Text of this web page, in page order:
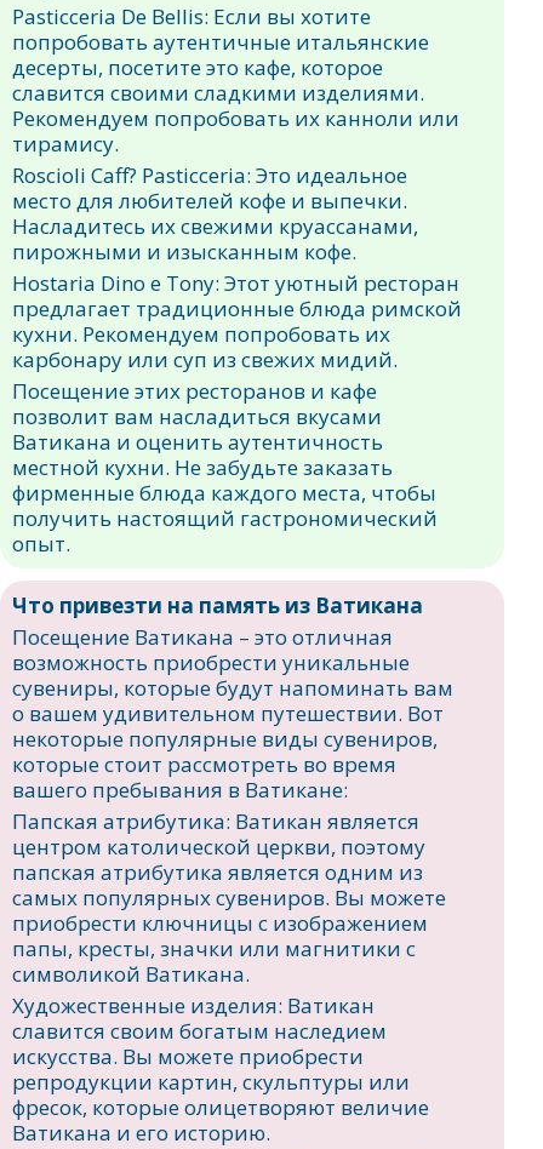
Pasticceria De Bellis: Если вы хотите
попробовать аутентичные итальянские
десерты, посетите это кафе, которое
славится своими сладкими изделиями.
Рекомендуем попробовать их канноли или
тирамису.
Roscioli Caff? Pasticceria: Это идеальное
место для любителей кофе и выпечки.
Насладитесь их свежими круассанами,
пирожными и изысканным кофе.
Hostaria Dino e Tony: Этот уютный ресторан
предлагает традиционные блюда римской
кухни. Рекомендуем попробовать их
карбонару или суп из свежих мидий.
Посещение этих ресторанов и кафе
позволит вам насладиться вкусами
Ватикана и оценить аутентичность
местной кухни. Не забудьте заказать
фирменные блюда каждого места, чтобы
получить настоящий гастрономический
опыт.
Что привезти на память из Ватикана
Посещение Ватикана – это отличная
возможность приобрести уникальные
сувениры, которые будут напоминать вам
о вашем удивительном путешествии. Вот
некоторые популярные виды сувениров,
которые стоит рассмотреть во время
вашего пребывания в Ватикане:
Папская атрибутика: Ватикан является
центром католической церкви, поэтому
папская атрибутика является одним из
самых популярных сувениров. Вы можете
приобрести ключницы с изображением
папы, кресты, значки или магнитики с
символикой Ватикана.
Художественные изделия: Ватикан
славится своим богатым наследием
искусства. Вы можете приобрести
репродукции картин, скульптуры или
фресок, которые олицетворяют величие
Ватикана и его историю.